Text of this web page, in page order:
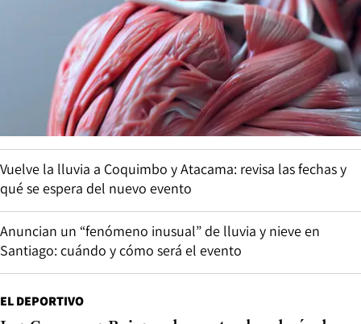
Vuelve la lluvia a Coquimbo y Atacama: revisa las fechas y
qué se espera del nuevo evento
Anuncian un “fenómeno inusual” de lluvia y nieve en
Santiago: cuándo y cómo será el evento
EL DEPORTIVO